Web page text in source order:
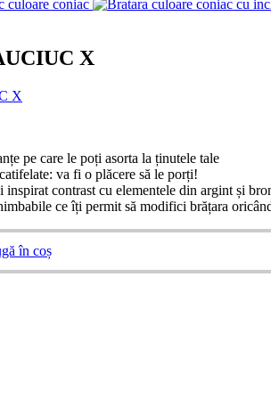
X
X
pe care le poți asorta la ținutele tale
va fi o plăcere să le porți!
inspirat contrast cu elementele din argint și
ce îți permit să modifici brățara
în coș